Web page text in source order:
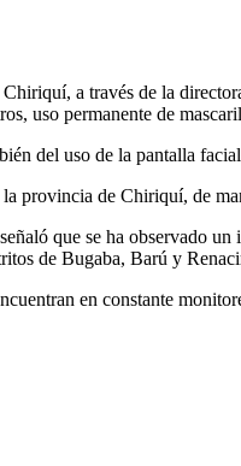
a través de la
uso permanente de
del uso de la pantalla
provincia de Chiriquí, de
que se ha observado
de Bugaba, Barú y
en constante